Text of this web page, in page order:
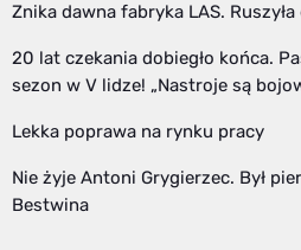
Znika dawna fabryka LAS.
20 lat czekania dobiegło końca.
sezon w V lidze! „Nastroje są
Lekka poprawa na rynku pracy
Nie żyje Antoni Grygierzec. Był
Bestwina